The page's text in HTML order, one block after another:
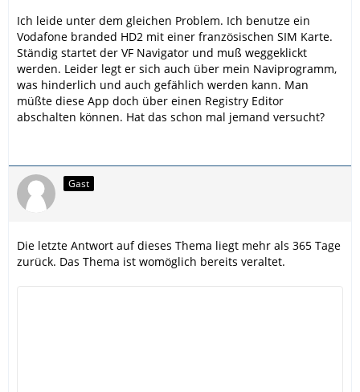
Was ist mit google maps? ist das kostenlos oder eine
Demoversion?
Achja und das Wetter-App kostet es was wenn ich es mit
Wlan nute? Ich gehe mit diesem Handy nur mit Wlan ins
Internet.
Wäre nett, wenn mich da einer eben aufklären würde,
weil ich unnötige Kosten vermeiden möchte!
danke mit vorraus
Ich leide unter dem gleichen Problem. Ich benutze ein
Vodafone branded HD2 mit einer französischen SIM Karte.
Ständig startet der VF Navigator und muß weggeklickt
werden. Leider legt er sich auch über mein Naviprogramm,
was hinderlich und auch gefählich werden kann. Man
müßte diese App doch über einen Registry Editor
abschalten können. Hat das schon mal jemand versucht?
Gast
Die letzte Antwort auf dieses Thema liegt mehr als 365 Tage
zurück. Das Thema ist womöglich bereits veraltet.